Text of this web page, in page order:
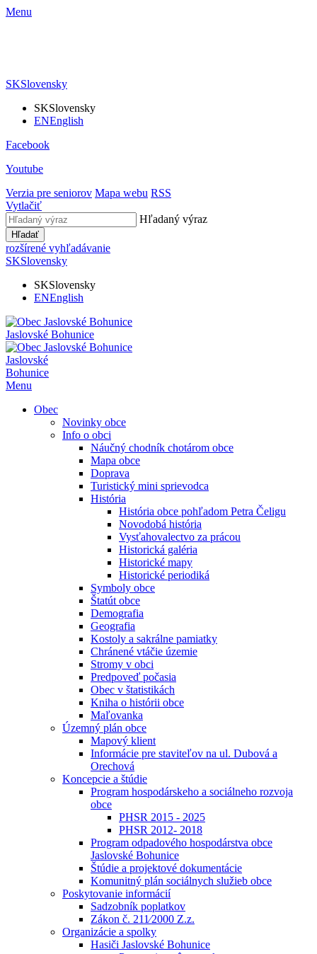
Menu
SKSlovensky
SKSlovensky
ENEnglish
Facebook
Youtube
Verzia pre seniorov Mapa webu RSS
Vytlačiť
Hľadaný výraz
Hľadať
rozšírené vyhľadávanie
SKSlovensky
SKSlovensky
ENEnglish
Jaslovské Bohunice
Jaslovské
Bohunice
Menu
Obec
Novinky obce
Info o obci
Náučný chodník chotárom obce
Mapa obce
Doprava
Turistický mini sprievodca
História
História obce pohľadom Petra Čeligu
Novodobá história
Vysťahovalectvo za prácou
Historická galéria
Historické mapy
Historické periodiká
Symboly obce
Štatút obce
Demografia
Geografia
Kostoly a sakrálne pamiatky
Chránené vtáčie územie
Stromy v obci
Predpoveď počasia
Obec v štatistikách
Kniha o histórii obce
Maľovanka
Územný plán obce
Mapový klient
Informácie pre staviteľov na ul. Dubová a
Orechová
Koncepcie a štúdie
Program hospodárskeho a sociálneho rozvoja
obce
PHSR 2015 - 2025
PHSR 2012- 2018
Program odpadového hospodárstva obce
Jaslovské Bohunice
Štúdie a projektové dokumentácie
Komunitný plán sociálnych služieb obce
Poskytovanie informácií
Sadzobník poplatkov
Zákon č. 211⁄2000 Z.z.
Organizácie a spolky
Hasiči Jaslovské Bohunice